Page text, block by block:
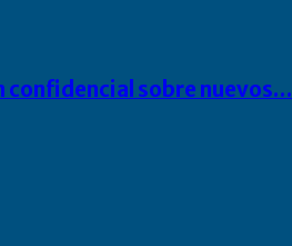
confidencial sobre nuevos…